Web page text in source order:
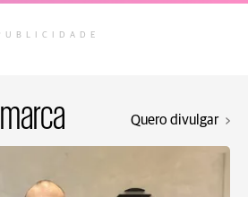
Quero divulgar